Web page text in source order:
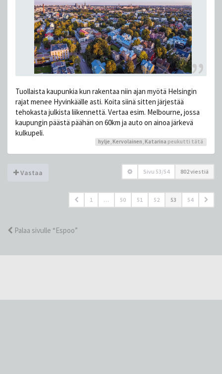
Tuollaista kaupunkia kun rakentaa niin ajan myötä Helsingin
rajat menee Hyvinkäälle asti. Koita siinä sitten järjestää
tehokasta julkista liikennettä. Vertaa esim. Melbourne, jossa
kaupungin päästä päähän on 60km ja auto on ainoa järkevä
kulkupeli.
hylje Kervolainen Katarina peukutti tätä
Vastaa Sivu 53/54 802 viestiä
1 … 50 51 52 53 54
Palaa sivulle “Espoo”